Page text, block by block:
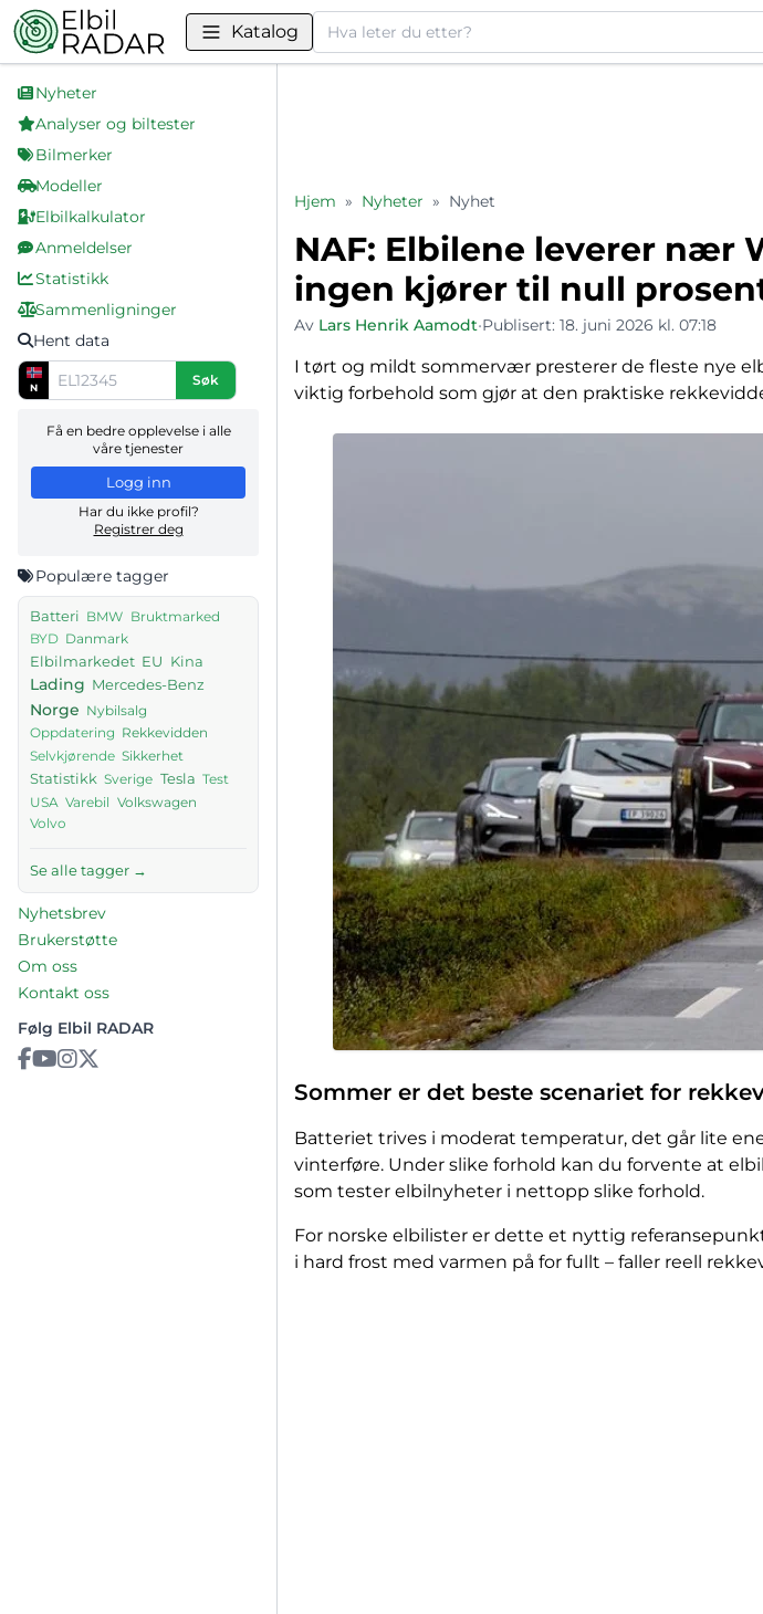
Katalog Søk
Nyheter
Analyser og biltester
Bilmerker
Modeller
Elbilkalkulator
Anmeldelser
Statistikk
Sammenligninger
Hent data
N Søk
Få en bedre opplevelse i alle
våre tjenester
Logg inn
Har du ikke profil?
Registrer deg
Populære tagger
Batteri BMW Bruktmarked
BYD Danmark
Elbilmarkedet EU Kina
Lading Mercedes-Benz
Norge Nybilsalg
Oppdatering Rekkevidden
Selvkjørende Sikkerhet
Statistikk Sverige Tesla Test
USA Varebil Volkswagen
Volvo
Se alle tagger →
Nyhetsbrev
Brukerstøtte
Om oss
Kontakt oss
Følg Elbil RADAR
Hjem » Nyheter » Nyhet
NAF: Elbilene leverer nær
ingen kjører til null
Av Lars Henrik Aamodt•Publisert: 18. juni 2026 kl. 07:18
I tørt og mildt sommervær presterer de fleste nye
viktig forbehold som gjør at den praktiske
Sommer er det beste scenariet for
Batteriet trives i moderat temperatur, det går lite
vinterføre. Under slike forhold kan du forvente at
som tester elbilnyheter i nettopp slike forhold.
For norske elbilister er dette et nyttig
i hard frost med varmen på for fullt – faller reell